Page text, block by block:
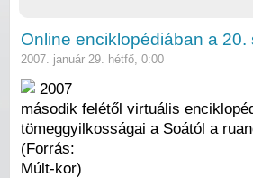
Online enciklopédiában a 20.
2007. január 29. hétfő, 0:00
2007
második felétől virtuális
tömeggyilkosságai a Soától a
(Forrás:
Múlt-kor)